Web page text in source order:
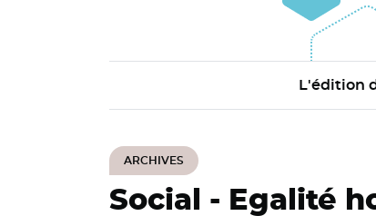
L'édition
ARCHIVES
Social - Egalité